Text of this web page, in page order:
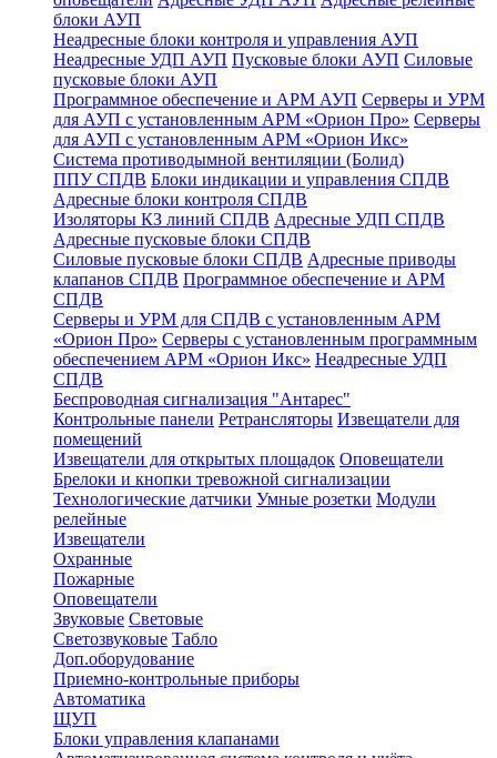
блоки АУП
Неадресные блоки контроля и управления АУП
Неадресные УДП АУП Пусковые блоки АУП Силовые
пусковые блоки АУП
Программное обеспечение и АРМ АУП Серверы и УРМ
для АУП с установленным АРМ «Орион Про» Серверы
для АУП с установленным АРМ «Орион Икс»
Система противодымной вентиляции (Болид)
ППУ СПДВ Блоки индикации и управления СПДВ
Адресные блоки контроля СПДВ
Изоляторы КЗ линий СПДВ Адресные УДП СПДВ
Адресные пусковые блоки СПДВ
Силовые пусковые блоки СПДВ Адресные приводы
клапанов СПДВ Программное обеспечение и АРМ
СПДВ
Серверы и УРМ для СПДВ с установленным АРМ
«Орион Про» Серверы с установленным программным
обеспечением АРМ «Орион Икс» Неадресные УДП
СПДВ
Беспроводная сигнализация "Антарес"
Контрольные панели Ретрансляторы Извещатели для
помещений
Извещатели для открытых площадок Оповещатели
Брелоки и кнопки тревожной сигнализации
Технологические датчики Умные розетки Модули
релейные
Извещатели
Охранные
Пожарные
Оповещатели
Звуковые Световые
Светозвуковые Табло
Доп.оборудование
Приемно-контрольные приборы
Автоматика
ЩУП
Блоки управления клапанами